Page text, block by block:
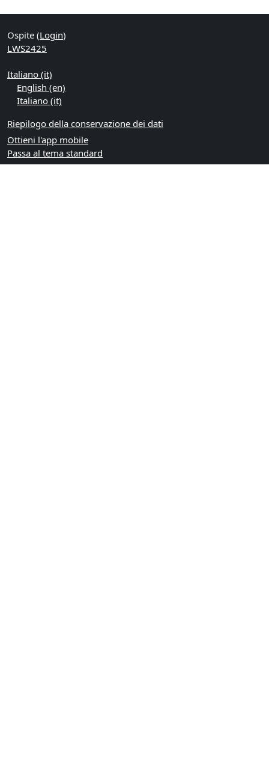
Ospite (Login)
LWS2425
Italiano ‎(it)‎
English ‎(en)‎
Italiano ‎(it)‎
Riepilogo della conservazione dei dati
Ottieni l'app mobile
Passa al tema standard